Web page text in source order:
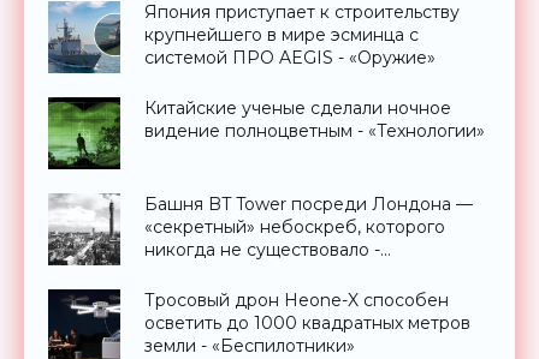
Япония приступает к строительству
крупнейшего в мире эсминца с
системой ПРО AEGIS - «Оружие»
Китайские ученые сделали ночное
видение полноцветным - «Технологии»
Башня BT Tower посреди Лондона —
«секретный» небоскреб, которого
никогда не существовало -
Тросовый дрон Heone-X способен
осветить до 1000 квадратных метров
земли - «Беспилотники»